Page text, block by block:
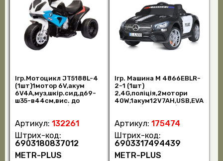
Ігр.Мотоцикл JT5188L-4
(1шт)1мотор 6V,акум
6V4A,муз,шкір.сид,д69-
ш35-в44см,вис. до
Артикул: 132261
Штрих-код:
6903180837012
METR-PLUS
Ігр. Машина M 4866EBLR-
2-1 (1шт)
2,4G,поліція,2мотори
40W,1акум12V7AH,USB,EVA
Артикул: 175474
Штрих-код:
6903317494439
METR-PLUS